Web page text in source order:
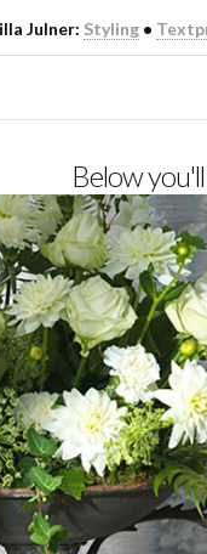
Julner: Styling •
Below